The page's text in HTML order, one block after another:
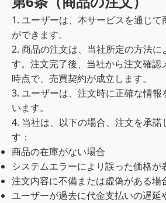
1. ユーザーは、本サービスを通じて
ができます。
2. 商品の注文は、当社所定の方法に
す。注文完了後、当社から注文確認
時点で、売買契約が成立します。
3. ユーザーは、注文時に正確な情報
います。
4. 当社は、以下の場合、注文を承諾
す：
商品の在庫がない場合
システムエラーにより誤った価格が
注文内容に不備または虚偽がある場
ユーザーが過去に代金支払いの遅延